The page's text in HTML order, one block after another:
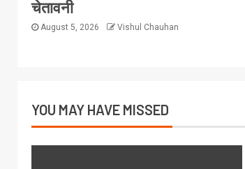
चेतावनी
August 5, 2026 Vishul Chauhan
YOU MAY HAVE MISSED